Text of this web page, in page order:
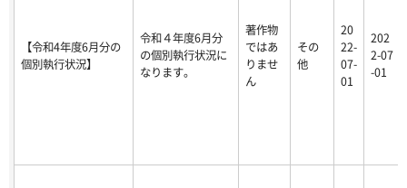
【令和4年度6月分の
個別執行状況】
令和４年度6月分
の個別執行状況に
なります。
著作物
ではあ
りませ
ん
その
他
20
22-
07-
01
202
2-07
-01